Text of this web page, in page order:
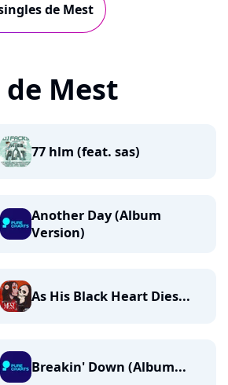
de Mest
Mest
77 hlm (feat. sas)
Another Day (Album
Version)
As His Black Heart Dies...
Breakin' Down (Album...